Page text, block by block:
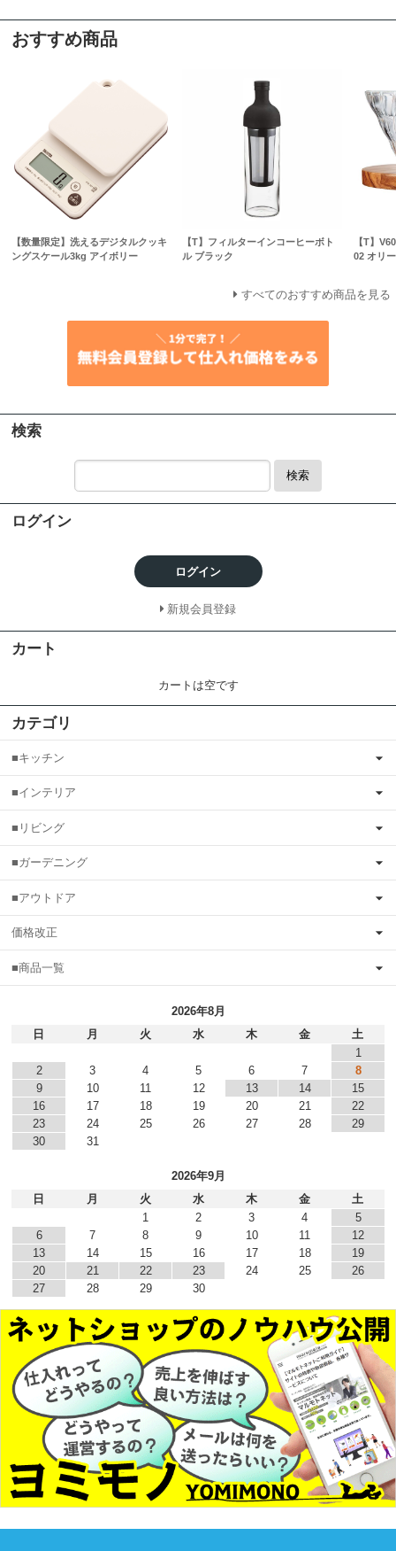
おすすめ商品
【数量限定】洗えるデジタルクッキ
ングスケール3kg アイボリー
【T】フィルターインコーヒーボト
ル ブラック
【T】
02 オリ
すべてのおすすめ商品を見る
検索
検索
ログイン
ログイン
新規会員登録
カート
カートは空です
カテゴリ
■キッチン
■インテリア
■リビング
■ガーデニング
■アウトドア
価格改正
■商品一覧
2026年8月
日
月 火 水 木 金
土
1
2
3 4 5 6 7
8
9
10 11 12 13 14
15
16
17 18 19 20 21
22
23
24 25 26 27 28
29
30
31
2026年9月
日
月 火 水 木 金
土
1
2 3 4
5
6
7 8 9 10 11
12
13
14 15 16 17 18
19
20
21 22 23 24 25
26
27
28 29 30